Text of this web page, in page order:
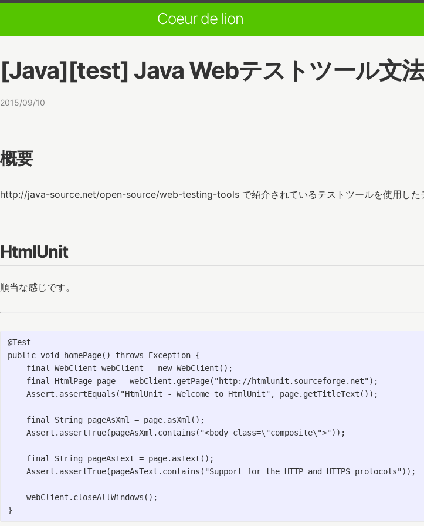
Coeur de lion
[Java][test] Java Webテストツール文
2015/09/10
概要
http://java-source.net/open-source/web-testing-tools で紹介されているテストツールを使用した
HtmlUnit
順当な感じです。
@Test
public void homePage() throws Exception {
    final WebClient webClient = new WebClient();
    final HtmlPage page = webClient.getPage("http://htmlunit.sourceforge.net");
    Assert.assertEquals("HtmlUnit - Welcome to HtmlUnit", page.getTitleText());
    final String pageAsXml = page.asXml();
    Assert.assertTrue(pageAsXml.contains("<body class=\"composite\">"));
    final String pageAsText = page.asText();
    Assert.assertTrue(pageAsText.contains("Support for the HTTP and HTTPS protocols"));
    webClient.closeAllWindows();